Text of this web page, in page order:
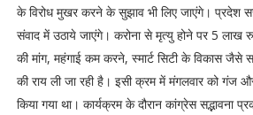
के विरोध मुखर करने के सुझाव भी लिए जाएंगे। प्रदेश
संवाद में उठाये जाएंगे। करोना से मृत्यु होने पर 5 लाख
की मांग, महंगाई कम करने, स्मार्ट सिटी के विकास जैसे
की राय ली जा रही है। इसी क्रम में मंगलवार को गंज
किया गया था। कार्यक्रम के दौरान कांग्रेस सद्भावना